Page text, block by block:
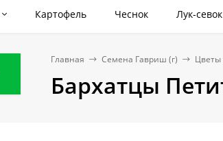
Картофель Чеснок Лук-севок
Главная Семена Гавриш (г) Цветы
Бархатцы